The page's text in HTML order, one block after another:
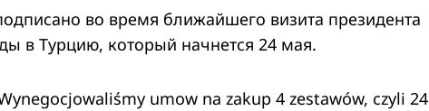
во время ближайшего визита президента
в Турцию, который начнется 24 мая.
umow na zakup 4 zestawów, czyli 24